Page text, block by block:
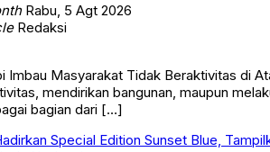
Rabu, 5 Agt 2026
Redaksi
Imbau Masyarakat Tidak Beraktivitas di
mendirikan bangunan, maupun
bagian dari […]